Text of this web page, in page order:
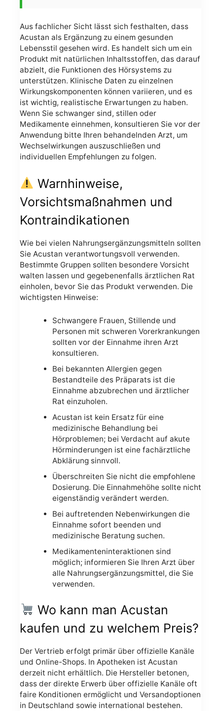
Aus fachlicher Sicht lässt sich festhalten, dass
Acustan als Ergänzung zu einem gesunden
Lebensstil gesehen wird. Es handelt sich um ein
Produkt mit natürlichen Inhaltsstoffen, das darauf
abzielt, die Funktionen des Hörsystems zu
unterstützen. Klinische Daten zu einzelnen
Wirkungskomponenten können variieren, und es
ist wichtig, realistische Erwartungen zu haben.
Wenn Sie schwanger sind, stillen oder
Medikamente einnehmen, konsultieren Sie vor der
Anwendung bitte Ihren behandelnden Arzt, um
Wechselwirkungen auszuschließen und
individuellen Empfehlungen zu folgen.
Warnhinweise,
Vorsichtsmaßnahmen und
Kontraindikationen
Wie bei vielen Nahrungsergänzungsmitteln sollten
Sie Acustan verantwortungsvoll verwenden.
Bestimmte Gruppen sollten besondere Vorsicht
walten lassen und gegebenenfalls ärztlichen Rat
einholen, bevor Sie das Produkt verwenden. Die
wichtigsten Hinweise:
Schwangere Frauen, Stillende und
Personen mit schweren Vorerkrankungen
sollten vor der Einnahme ihren Arzt
konsultieren.
Bei bekannten Allergien gegen
Bestandteile des Präparats ist die
Einnahme abzubrechen und ärztlicher
Rat einzuholen.
Acustan ist kein Ersatz für eine
medizinische Behandlung bei
Hörproblemen; bei Verdacht auf akute
Hörminderungen ist eine fachärztliche
Abklärung sinnvoll.
Überschreiten Sie nicht die empfohlene
Dosierung. Die Einnahmehöhe sollte nicht
eigenständig verändert werden.
Bei auftretenden Nebenwirkungen die
Einnahme sofort beenden und
medizinische Beratung suchen.
Medikamenteninteraktionen sind
möglich; informieren Sie Ihren Arzt über
alle Nahrungsergänzungsmittel, die Sie
verwenden.
Wo kann man Acustan
kaufen und zu welchem Preis?
Der Vertrieb erfolgt primär über offizielle Kanäle
und Online-Shops. In Apotheken ist Acustan
derzeit nicht erhältlich. Die Hersteller betonen,
dass der direkte Erwerb über offizielle Kanäle oft
faire Konditionen ermöglicht und Versandoptionen
in Deutschland sowie international bestehen.